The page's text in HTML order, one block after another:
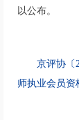
以公布。
京评协〔
师执业会员资